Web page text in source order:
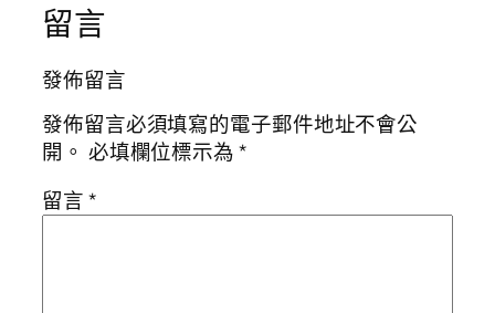
留言
發佈留言
發佈留言必須填寫的電子郵件地址不會公
開。 必填欄位標示為*
留言*